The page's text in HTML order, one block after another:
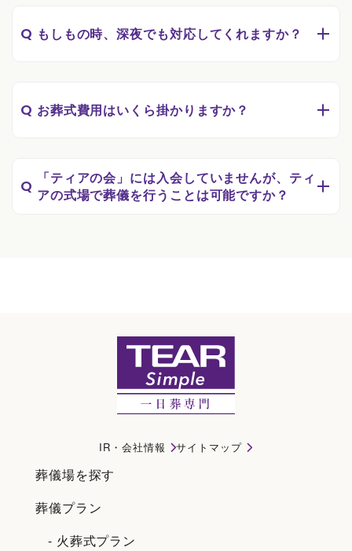
Q もしもの時、深夜でも対応してくれますか？
Q お葬式費用はいくら掛かりますか？
Q
「ティアの会」には入会していませんが、ティ
アの式場で葬儀を行うことは可能ですか？
IR・会社情報 サイトマップ
葬儀場を探す
葬儀プラン
- 火葬式プラン